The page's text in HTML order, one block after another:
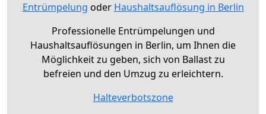
Entrümpelung oder Haushaltsauflösung in Berlin
Professionelle Entrümpelungen und
Haushaltsauflösungen in Berlin, um Ihnen die
Möglichkeit zu geben, sich von Ballast zu
befreien und den Umzug zu erleichtern.
Halteverbotszone